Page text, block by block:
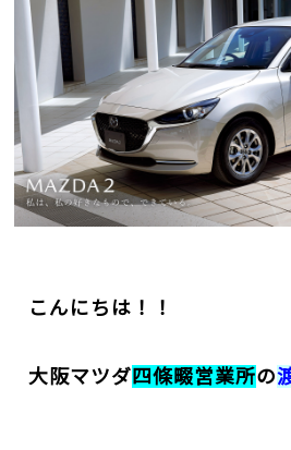
こんにちは！！
大阪マツダ四條畷営業所の